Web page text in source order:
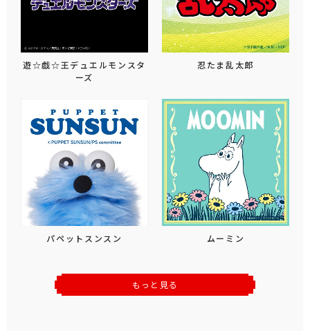
遊☆戯☆王デュエルモンスタ
ーズ
忍たま乱太郎
パペットスンスン ムーミン
もっと見る